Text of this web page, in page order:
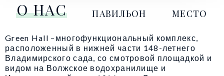
О НАС ПАВИЛЬОН МЕСТО
Green Hall –многофункциональный комплекс,
расположенный в нижней части 148-летнего
Владимирского сада, со смотровой площадкой и
видом на Волжское водохранилище и